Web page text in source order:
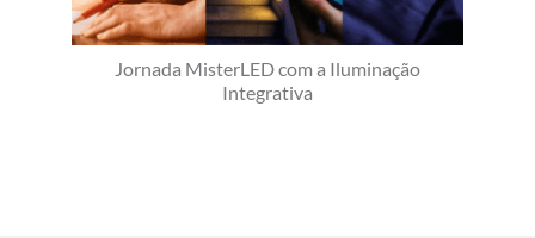
Jornada MisterLED com a Iluminação
Integrativa